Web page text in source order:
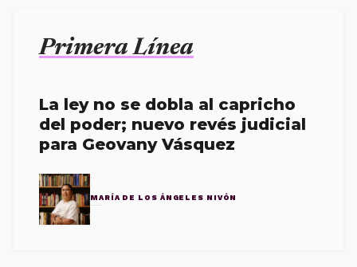
Primera Línea
La ley no se dobla al capricho
del poder; nuevo revés judicial
para Geovany Vásquez
MARÍA DE LOS ÁNGELES NIVÓN